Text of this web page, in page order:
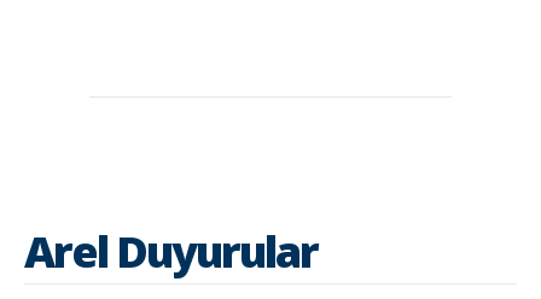
Arel Duyurular